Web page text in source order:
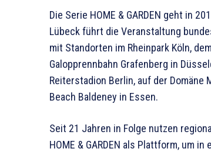
Die Serie HOME & GARDEN geht in
Lübeck führt die Veranstaltung
mit Standorten im Rheinpark Köln,
Galopprennbahn Grafenberg in
Reiterstadion Berlin, auf der Domäne
Beach Baldeney in Essen.
Seit 21 Jahren in Folge nutzen
HOME & GARDEN als Plattform, um